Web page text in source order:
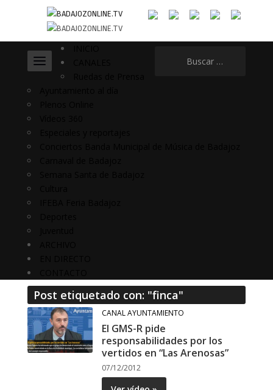
Post etiquetado con: "finca"
CANAL AYUNTAMIENTO
El GMS-R pide
responsabilidades por los
vertidos en “Las Arenosas”
07/12/2012